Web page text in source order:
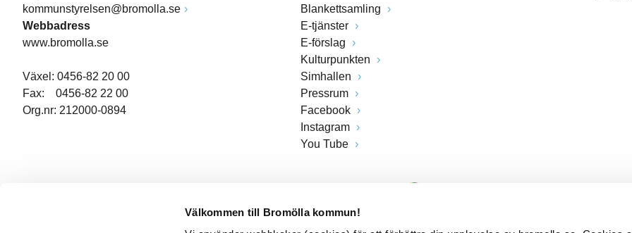
Välkommen till Bromölla kommun!
kommunstyrelsen@bromolla.se
Webbadress
www.bromolla.se
Växel: 0456-82 20 00
Fax: 0456-82 22 00
Org.nr: 212000-0894
Blankettsamling
E-tjänster
E-förslag
Kulturpunkten
Simhallen
Pressrum
Facebook
Instagram
You Tube